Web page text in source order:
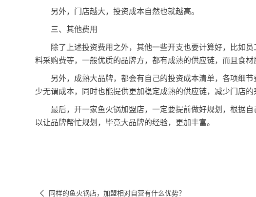
另外，门店越大，投资成本自然也就越高。
三、其他费用
除了上述投资费用之外，其他一些开支也要计算好，比如员
料采购费等，一般优质的品牌方，都有成熟的供应链，而且食
另外，成熟大品牌，都会有自己的投资成本清单，各项细节
少无谓成本，同时也能提供更加稳定成熟的供应链，减少门店
最后，开一家鱼火锅加盟店，一定要提前做好规划，根据自
以让品牌帮忙规划，毕竟大品牌的经验，更加丰富。
 同样的鱼火锅店，加盟相对自营有什么优势？